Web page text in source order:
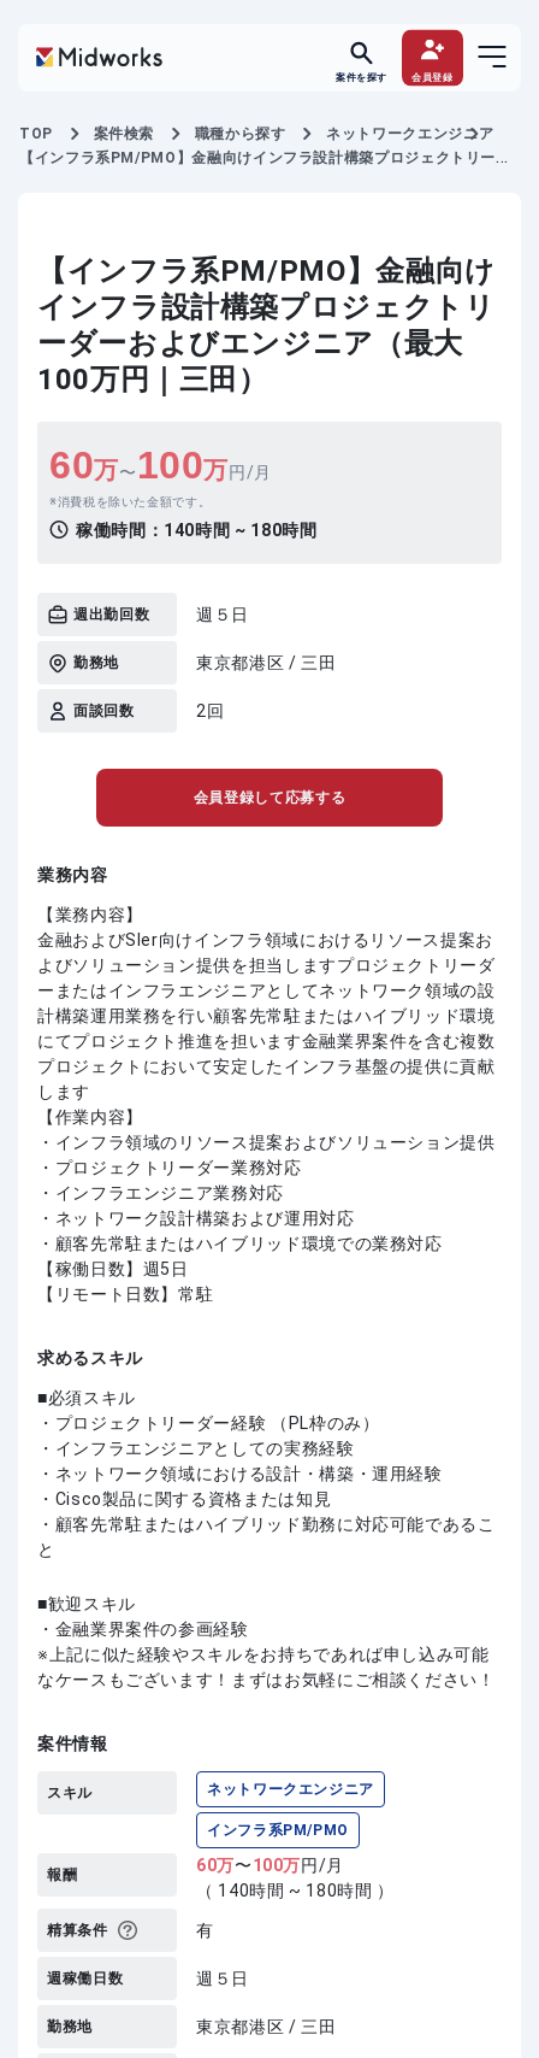
案件を探す 会員登録
TOP 案件検索 職種から探す
ネットワークエンジニア
【インフラ系PM/PMO】金融向けインフラ設計構築プロジェクトリーダ
【インフラ系PM/PMO】金融向け
インフラ設計構築プロジェクトリ
ーダーおよびエンジニア（最大
100万円｜三田）
60万〜 100万円/月
消費税を除いた金額です。
稼働時間： 140時間 ~ 180時間
週出勤回数 週５日
勤務地 東京都港区 / 三田
面談回数 2回
会員登録して応募する
業務内容
【業務内容】
金融およびSIer向けインフラ領域におけるリソース提案お
よびソリューション提供を担当しますプロジェクトリーダ
ーまたはインフラエンジニアとしてネットワーク領域の設
計構築運用業務を行い顧客先常駐またはハイブリッド環境
にてプロジェクト推進を担います金融業界案件を含む複数
プロジェクトにおいて安定したインフラ基盤の提供に貢献
します
【作業内容】
・インフラ領域のリソース提案およびソリューション提供
・プロジェクトリーダー業務対応
・インフラエンジニア業務対応
・ネットワーク設計構築および運用対応
・顧客先常駐またはハイブリッド環境での業務対応
【稼働日数】週5日
【リモート日数】常駐
求めるスキル
必須スキル
・プロジェクトリーダー経験 （PL枠のみ）
・インフラエンジニアとしての実務経験
・ネットワーク領域における設計・構築・運用経験
・Cisco製品に関する資格または知見
・顧客先常駐またはハイブリッド勤務に対応可能であるこ
と
歓迎スキル
・金融業界案件の参画経験
上記に似た経験やスキルをお持ちであれば申し込み可能
なケースもございます！まずはお気軽にご相談ください！
案件情報
スキル ネットワークエンジニア
インフラ系PM/PMO
報酬 60万〜100万円/月
（ 140時間 ~ 180時間 ）
精算条件 有
週稼働日数 週５日
勤務地 東京都港区 / 三田